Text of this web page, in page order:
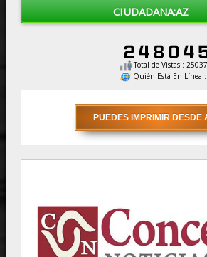
CIUDADANA:AZ
Total de Vistas :
Quién Está En Línea :